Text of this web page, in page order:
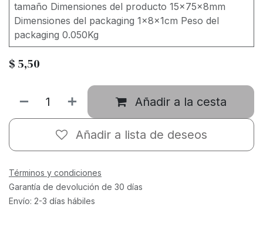
tamaño Dimensiones del producto 15x75x8mm
Dimensiones del packaging 1x8x1cm Peso del
packaging 0.050Kg
$ 5,50
Añadir a la cesta
Añadir a lista de deseos
Términos y condiciones
Garantía de devolución de 30 días
Envío: 2-3 días hábiles